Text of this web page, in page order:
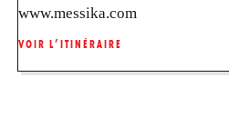
www.messika.com
VOIR L’ITINÉRAIRE